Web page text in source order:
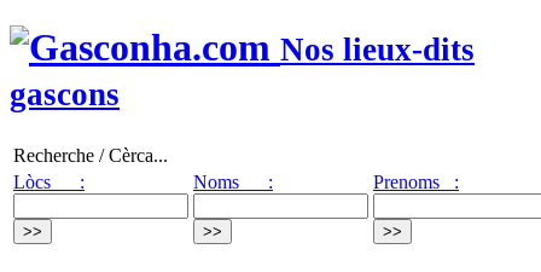
Nos lieux-dits
gascons
Recherche / Cèrca...
Lòcs :
Noms : Prenoms :